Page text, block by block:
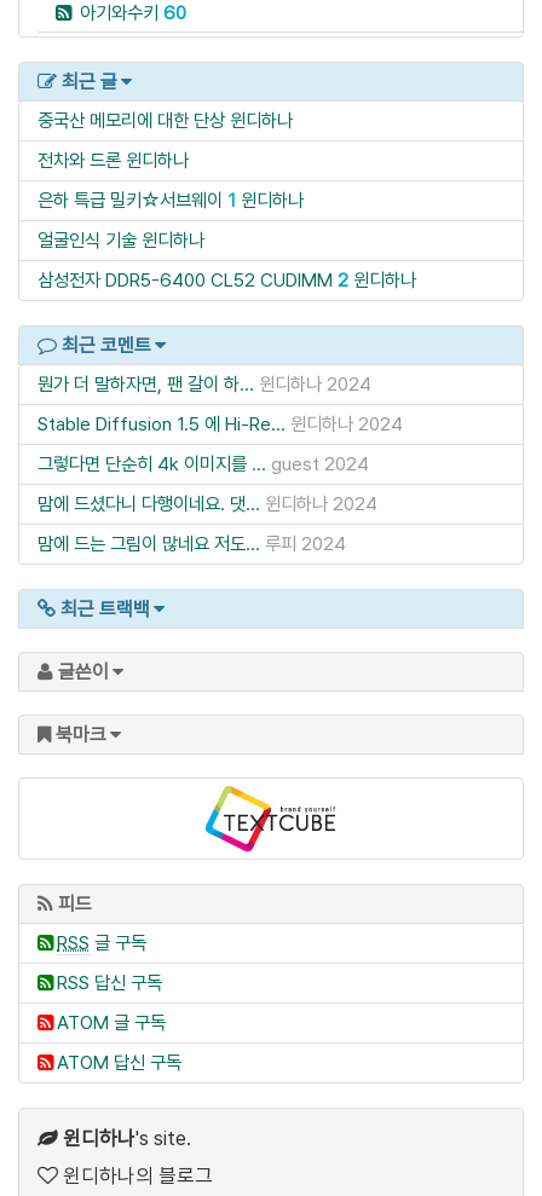
아기와수키 60
최근 글
중국산 메모리에 대한 단상 윈디하나
전차와 드론 윈디하나
은하 특급 밀키☆서브웨이 1 윈디하나
얼굴인식 기술 윈디하나
삼성전자 DDR5-6400 CL52 CUDIMM 2 윈디하나
최근 코멘트
뭔가 더 말하자면, 팬 갈이 하... 윈디하나 2024
Stable Diffusion 1.5 에 Hi-Re... 윈디하나 2024
그렇다면 단순히 4k 이미지를 ... guest 2024
맘에 드셨다니 다행이네요. 댓... 윈디하나 2024
맘에 드는 그림이 많네요 저도... 루피 2024
최근 트랙백
글쓴이
북마크
피드
RSS 글 구독
RSS 답신 구독
ATOM 글 구독
ATOM 답신 구독
윈디하나's site.
윈디하나의 블로그